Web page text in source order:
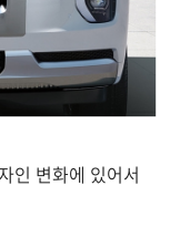
인 변화에 있어서